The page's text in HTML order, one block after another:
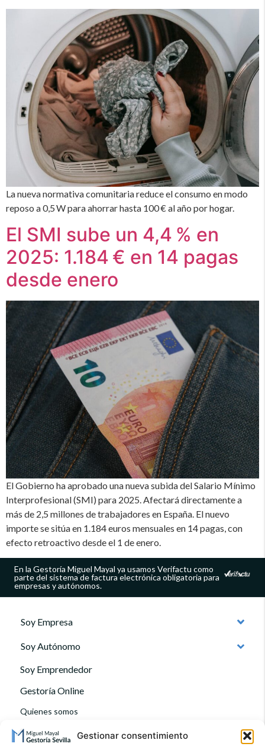
Gestionar consentimiento
La nueva normativa comunitaria reduce el consumo en modo
reposo a 0,5 W para ahorrar hasta 100 € al año por hogar.
El SMI sube un 4,4 % en
2025: 1.184 € en 14 pagas
desde enero
El Gobierno ha aprobado una nueva subida del Salario Mínimo
Interprofesional (SMI) para 2025. Afectará directamente a
más de 2,5 millones de trabajadores en España. El nuevo
importe se sitúa en 1.184 euros mensuales en 14 pagas, con
efecto retroactivo desde el 1 de enero.
En la Gestoría Miguel Mayal ya usamos Verifactu como
parte del sistema de factura electrónica obligatoria para
empresas y autónomos.
Soy Empresa
Soy Autónomo
Soy Emprendedor
Gestoría Online
Quienes somos
Contacto